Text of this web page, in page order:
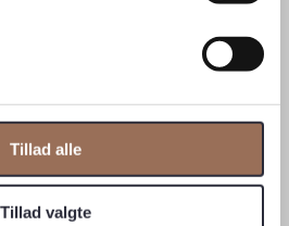
Tillad alle
Tillad valgte